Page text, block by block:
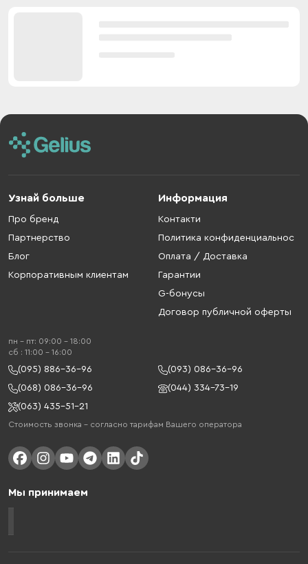
Узнай больше
Про бренд
Партнерство
Блог
Корпоративным клиентам
Информация
Контакти
Политика конфиденциальнос
Оплата / Доставка
Гарантии
G-бонусы
Договор публичной оферты
пн - пт: 09:00 - 18:00
cб : 11:00 - 16:00
(095) 886-36-96
(093) 086-36-96
(068) 086-36-96
(044) 334-73-19
(063) 435-51-21
Стоимость звонка – согласно тарифам Вашего оператора
Мы принимаем